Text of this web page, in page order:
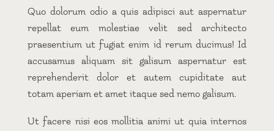
Quo dolorum odio a quis adipisci aut aspernatur
repellat eum molestiae velit sed architecto
praesentium ut fugiat enim id rerum ducimus! Id
accusamus aliquam sit galisum aspernatur est
reprehenderit dolor et autem cupiditate aut
totam aperiam et amet itaque sed nemo galisum.
Ut facere nisi eos mollitia animi ut quia internos